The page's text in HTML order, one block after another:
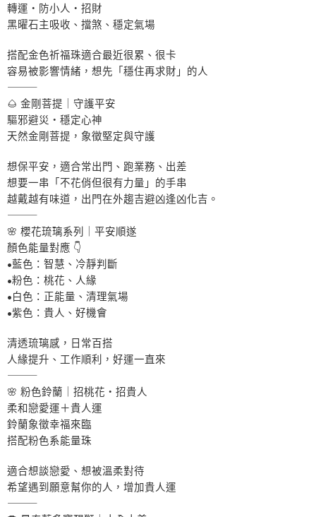
轉運・防小人・招財
黑曜石主吸收、擋煞、穩定氣場
搭配金色祈福珠適合最近很累、很卡
容易被影響情緒，想先「穩住再求財」的人
⸻
🌰 金剛菩提｜守護平安
驅邪避災・穩定心神
天然金剛菩提，象徵堅定與守護
想保平安，適合常出門、跑業務、出差
想要一串「不花俏但很有力量」的手串
越戴越有味道，出門在外趨吉避凶逢凶化吉。
⸻
🌸 櫻花琉璃系列｜平安順遂
顏色能量對應 👇
•藍色：智慧、冷靜判斷
•粉色：桃花、人緣
•白色：正能量、清理氣場
•紫色：貴人、好機會
清透琉璃感，日常百搭
人緣提升、工作順利，好運一直來
⸻
🌸 粉色鈴蘭｜招桃花・招貴人
柔和戀愛運＋貴人運
鈴蘭象徵幸福來臨
搭配粉色系能量珠
適合想談戀愛、想被溫柔對待
希望遇到願意幫你的人，增加貴人運
⸻